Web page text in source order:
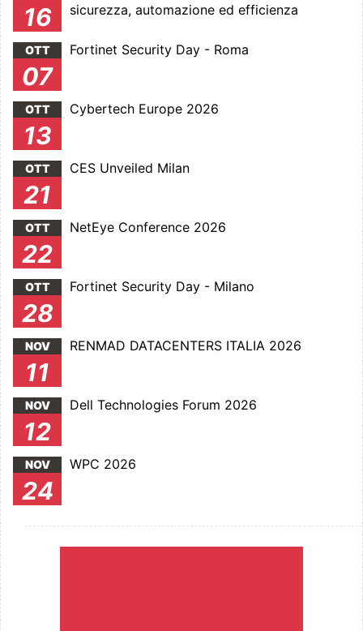
16
sicurezza, automazione ed efficienza
OTT
07
Fortinet Security Day - Roma
OTT
13
Cybertech Europe 2026
OTT
21
CES Unveiled Milan
OTT
22
NetEye Conference 2026
OTT
28
Fortinet Security Day - Milano
NOV
11
RENMAD DATACENTERS ITALIA 2026
NOV
12
Dell Technologies Forum 2026
NOV
24
WPC 2026